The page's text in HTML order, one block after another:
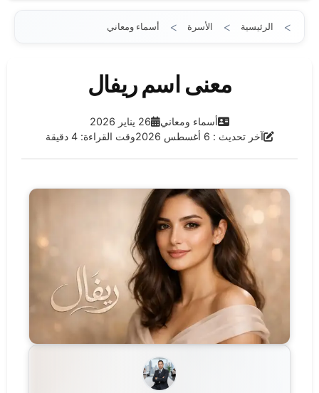
أسماء ومعاني الأسرة الرئيسية
معنى اسم ريفال
الفئة:أسماء ومعانيتاريخ النشر:
26 يناير 2026
آخر تحديث:
آخر تحديث : 6 أغسطس 2026 وقت القراءة: 4 دقيقة